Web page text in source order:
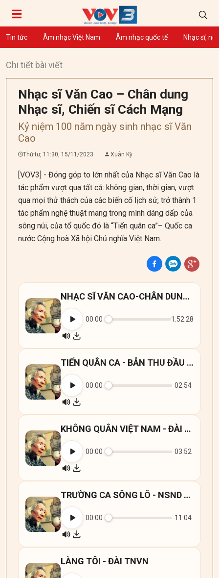
Tin tức Âm nhạc Việt Nam Âm nhạc quốc tế Nhạc sĩ,
Chi tiết bài viết
Nhạc sĩ Văn Cao – Chân dung
Nhạc sĩ, Chiến sĩ Cách Mạng
Kỷ niệm 100 năm ngày sinh nhạc sĩ Văn
Cao
Thứ tư, 11:30, 15/11/2023 Xuân Kỳ
[VOV3] - Đóng góp to lớn nhất của Nhạc sĩ Văn Cao là
tác phẩm vượt qua tất cả: không gian, thời gian, vượt
qua mọi thử thách của các biến cố lịch sử, trở thành 1
tác phẩm nghệ thuật mang trong mình dáng dấp của
sông núi, của tổ quốc đó là “Tiến quân ca”– Quốc ca
nước Cộng hoà Xã hội Chủ nghĩa Việt Nam.
NHẠC SĨ VĂN CAO-CHÂN DUNG MỘT NHẠC SĨ CÁCH MẠNG
00:00 1:52:28
TIẾN QUÂN CA - BẢN THU ĐẦU TIÊN TẠI ĐÀI TNVN
00:00 02:54
KHÔNG QUÂN VIỆT NAM - ĐÀI TNVN
00:00 03:52
TRƯỜNG CA SÔNG LÔ - NSND QUÝ DƯƠNG VÀ HX ĐÀI TNVN
00:00 11:04
LÀNG TÔI - ĐÀI TNVN